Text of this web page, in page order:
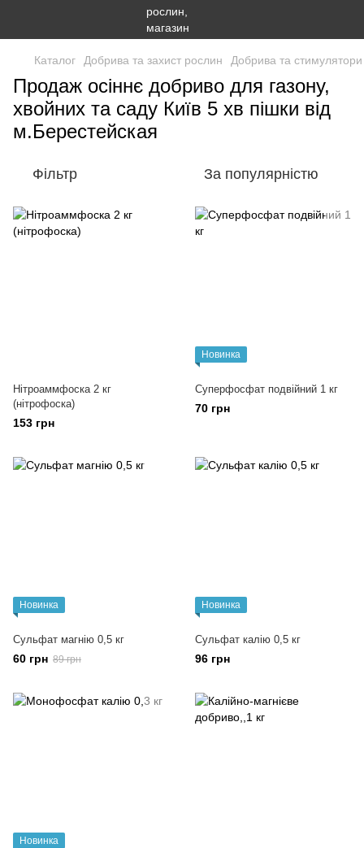
Каталог Добрива та захист рослин Добрива та стимулятори
Продаж осіннє добриво для газону,
хвойних та саду Київ 5 хв пішки від
м.Берестейская
Фільтр За популярністю
Нітроаммфоска 2 кг
(нітрофоска)
153 грн
Новинка
Суперфосфат подвійний 1 кг
70 грн
Новинка
Сульфат магнію 0,5 кг
60 грн 89 грн
Новинка
Сульфат калію 0,5 кг
96 грн
Новинка